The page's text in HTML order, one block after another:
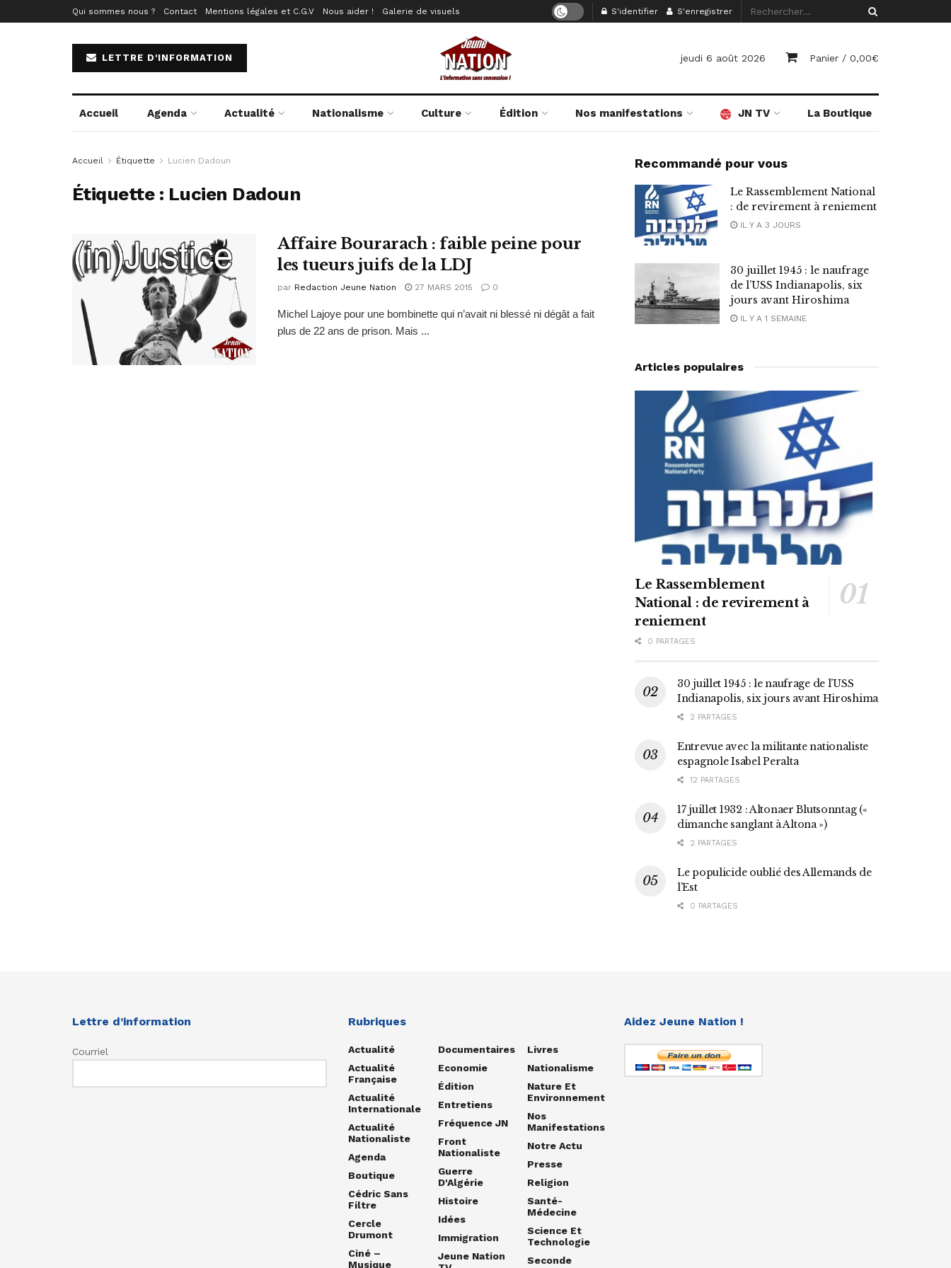
Qui sommes nous ? Contact Mentions légales et C.G.V Nous aider ! Galerie de visuels S'identifier S'enregistrer
LETTRE D'INFORMATION jeudi 6 août 2026 Panier / 0,00€
Accueil Agenda Actualité Nationalisme Culture Édition Nos manifestations JN TV La Boutique
Accueil Étiquette Lucien Dadoun
Étiquette : Lucien Dadoun
Affaire Bourarach : faible peine pour
les tueurs juifs de la LDJ
par Redaction Jeune Nation 27 MARS 2015 0
Michel Lajoye pour une bombinette qui n’avait ni blessé ni dégât a fait
plus de 22 ans de prison. Mais ...
Recommandé pour vous
Le Rassemblement National
: de revirement à reniement
IL Y A 3 JOURS
30 juillet 1945 : le naufrage
de l’USS Indianapolis, six
jours avant Hiroshima
IL Y A 1 SEMAINE
Articles populaires
Le Rassemblement
National : de revirement à
reniement
0 PARTAGES
30 juillet 1945 : le naufrage de l’USS
Indianapolis, six jours avant Hiroshima
2 PARTAGES
Entrevue avec la militante nationaliste
espagnole Isabel Peralta
12 PARTAGES
17 juillet 1932 : Altonaer Blutsonntag («
dimanche sanglant à Altona »)
2 PARTAGES
Le populicide oublié des Allemands de
l’Est
0 PARTAGES
Lettre d’information
Courriel
Rubriques
Actualité
Actualité
Française
Actualité
Internationale
Actualité
Nationaliste
Agenda
Boutique
Cédric Sans
Filtre
Cercle
Drumont
Ciné –
Musique
Documentaires
Economie
Édition
Entretiens
Fréquence JN
Front
Nationaliste
Guerre
D'Algérie
Histoire
Idées
Immigration
Jeune Nation
Livres
Nationalisme
Nature Et
Environnement
Nos
Manifestations
Notre Actu
Presse
Religion
Santé-
Médecine
Science Et
Technologie
Seconde
Aidez Jeune Nation !